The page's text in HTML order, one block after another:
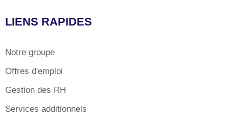
LIENS RAPIDES
Notre groupe
Offres d'emploi
Gestion des RH
Services additionnels